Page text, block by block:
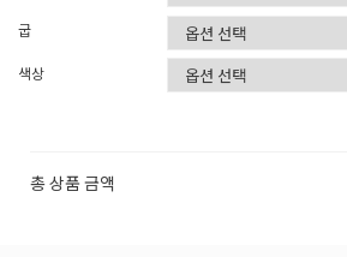
굽
색상
총 상품 금액